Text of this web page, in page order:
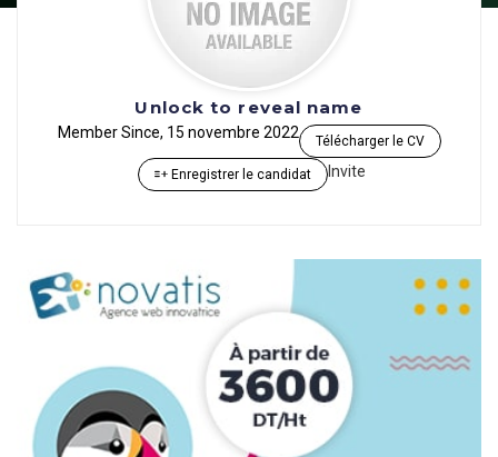
Unlock to reveal name
Member Since, 15 novembre 2022 Télécharger le CV
Enregistrer le candidat Invite